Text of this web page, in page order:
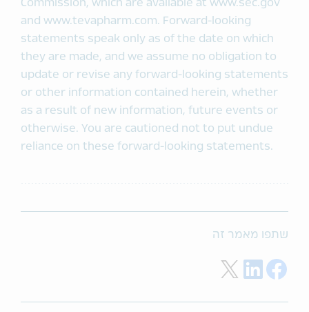
Commission, which are available at www.sec.gov
and www.tevapharm.com. Forward-looking
statements speak only as of the date on which
they are made, and we assume no obligation to
update or revise any forward-looking statements
or other information contained herein, whether
as a result of new information, future events or
otherwise. You are cautioned not to put undue
reliance on these forward-looking statements.
שתפו מאמר זה
Share on Facebook
Share on LinkedIn